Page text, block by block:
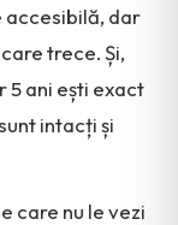
dar
trece. Și,
5 ani ești exact
intacți și
care nu le vezi